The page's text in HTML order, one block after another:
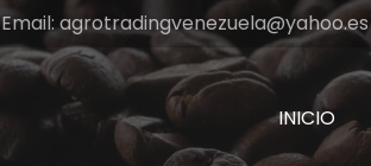
Email: agrotradingvenezuela@yahoo.es
INICIO